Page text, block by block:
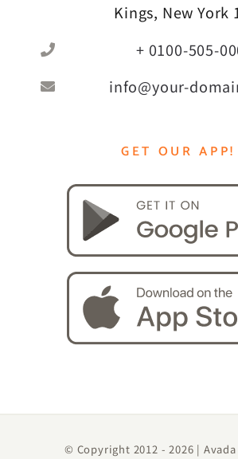
Kings, New York
+ 0100-505-
info@your-
GET OUR APP!
© Copyright 2012 -2026 |